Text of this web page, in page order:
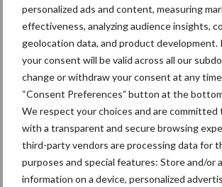
personalized ads and content, measuring
effectiveness, analyzing audience insights,
geolocation data, and product development.
your consent will be valid across all our
change or withdraw your consent at any
“Consent Preferences” button at the
We respect your choices and are committed
with a transparent and secure browsing
third-party vendors are processing data for
purposes and special features: Store and/or
information on a device, personalized
Primaire
Sidebar
Recent nieuws
7 aug
Grondstoffenmarkt
droogte en
handel in de greep
Toon meer